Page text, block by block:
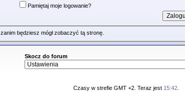
Pamiętaj moje logowanie?
zanim będziesz mógł zobaczyć tą stronę.
Skocz do forum
Czasy w strefie GMT +2. Teraz jest 15:42